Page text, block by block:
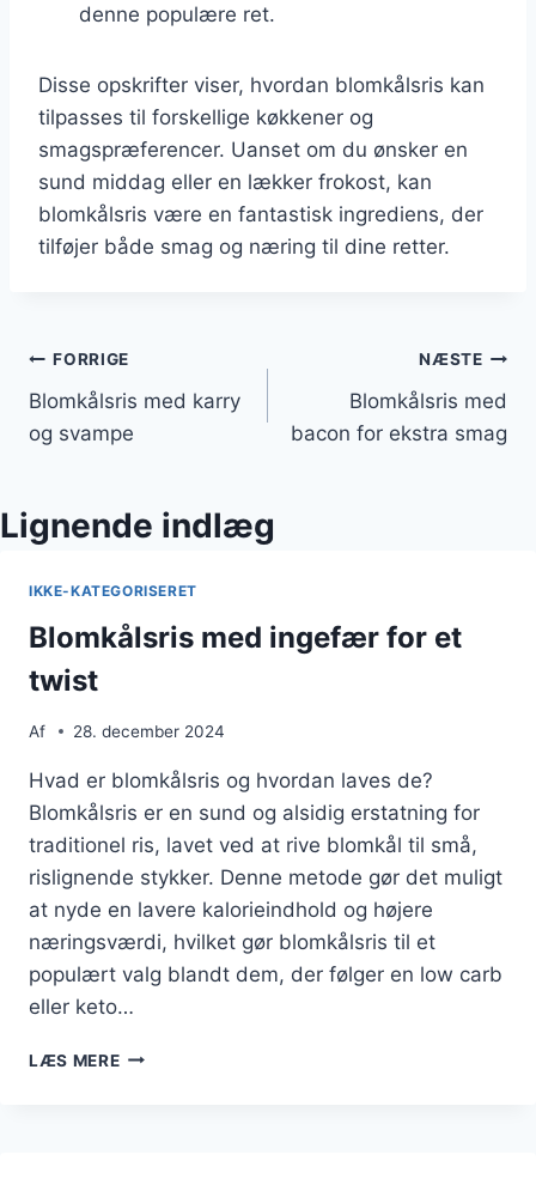
denne populære ret.
Disse opskrifter viser, hvordan blomkålsris kan
tilpasses til forskellige køkkener og
smagspræferencer. Uanset om du ønsker en
sund middag eller en lækker frokost, kan
blomkålsris være en fantastisk ingrediens, der
tilføjer både smag og næring til dine retter.
Indlægsnavigation
FORRIGE
Blomkålsris med karry
og svampe
NÆSTE
Blomkålsris med
bacon for ekstra smag
Lignende indlæg
IKKE-KATEGORISERET
Blomkålsris med ingefær for et
twist
Af 28. december 2024
Hvad er blomkålsris og hvordan laves de?
Blomkålsris er en sund og alsidig erstatning for
traditionel ris, lavet ved at rive blomkål til små,
rislignende stykker. Denne metode gør det muligt
at nyde en lavere kalorieindhold og højere
næringsværdi, hvilket gør blomkålsris til et
populært valg blandt dem, der følger en low carb
eller keto…
LÆS MEREBLOMKÅLSRIS